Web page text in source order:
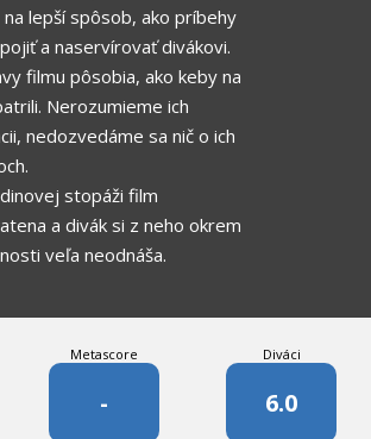
lepší spôsob, ako príbehy
a naservírovať divákovi.
filmu pôsobia, ako keby na
Nerozumieme ich
nedozvedáme sa nič o ich
stopáži film
a divák si z neho okrem
veľa neodnáša.
Metascore
-
Diváci
6.0